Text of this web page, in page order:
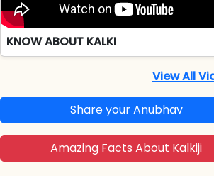
KNOW ABOUT KALKI
View All
Share your Anubhav
Amazing Facts About Kalkiji